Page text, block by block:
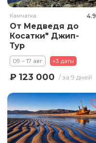
Камчатка 4.9
От Медведя до
Косатки" Джип-
Тур
09 – 17 авг +3 даты
₽ 123 000 / за 9 дней